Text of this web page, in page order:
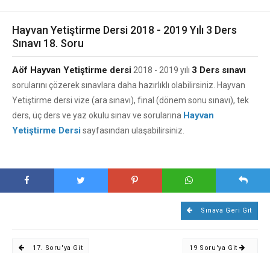
Hayvan Yetiştirme Dersi 2018 - 2019 Yılı 3 Ders
Sınavı 18. Soru
Aöf Hayvan Yetiştirme dersi 2018 - 2019 yılı 3 Ders sınavı
sorularını çözerek sınavlara daha hazırlıklı olabilirsiniz. Hayvan
Yetiştirme dersi vize (ara sınavı), final (dönem sonu sınavı), tek
ders, üç ders ve yaz okulu sınav ve sorularına Hayvan
Yetiştirme Dersisayfasından ulaşabilirsiniz.
Sınava Geri Git
17. Soru'ya Git 19 Soru'ya Git